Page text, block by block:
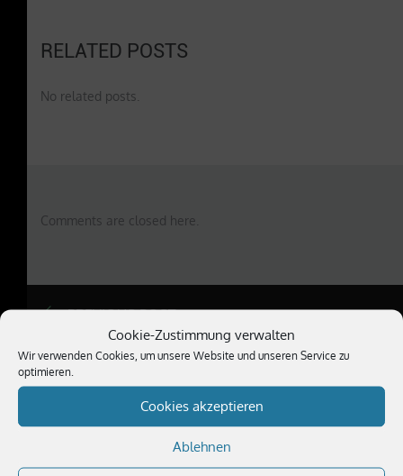
Cookie-Zustimmung verwalten
Wir verwenden Cookies, um unsere Website und unseren Service zu
optimieren.
Cookies akzeptieren
Ablehnen
RELATED POSTS
No related posts.
Comments are closed here.
PREVIOUS POST